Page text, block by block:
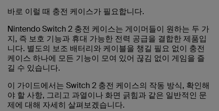
바로 이럴 때 충전 케이스가 필요합니다.
Nintendo Switch 2 충전 케이스는 게이머들이 원하는 두 가
지, 즉 보호 기능과 휴대 가능한 전력 공급을 결합한 제품입
니다. 별도의 보조 배터리와 케이블을 챙길 필요 없이 충전
케이스 하나에 모든 기능이 모여 있어 끊김 없이 게임을 즐
길 수 있습니다.
이 가이드에서는 Switch 2 충전 케이스의 작동 방식, 확인해
야 할 사항, 그리고 과열이나 화면 긁힘과 같은 일반적인 문
제에 대해 자세히 살펴보겠습니다.